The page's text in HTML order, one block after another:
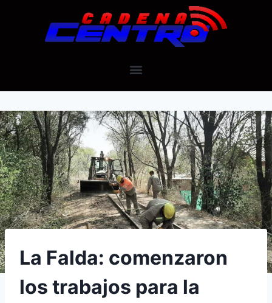
La Falda: comenzaron
los trabajos para la